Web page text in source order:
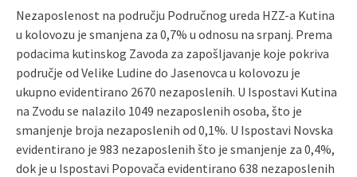
Nezaposlenost na području Područnog ureda HZZ-a Kutina
u kolovozu je smanjena za 0,7% u odnosu na srpanj. Prema
podacima kutinskog Zavoda za zapošljavanje koje pokriva
područje od Velike Ludine do Jasenovca u kolovozu je
ukupno evidentirano 2670 nezaposlenih. U Ispostavi Kutina
na Zvodu se nalazilo 1049 nezaposlenih osoba, što je
smanjenje broja nezaposlenih od 0,1%. U Ispostavi Novska
evidentirano je 983 nezaposlenih što je smanjenje za 0,4%,
dok je u Ispostavi Popovača evidentirano 638 nezaposlenih